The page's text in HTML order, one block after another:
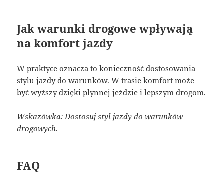
Jak warunki drogowe wpływają
na komfort jazdy
W praktyce oznacza to konieczność dostosowania
stylu jazdy do warunków. W trasie komfort może
być wyższy dzięki płynnej jeździe i lepszym drogom.
Wskazówka: Dostosuj styl jazdy do warunków
drogowych.
FAQ